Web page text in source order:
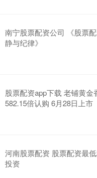
南宁股票配资公司 《股票
静与纪律》
股票配资app下载 老铺黄金
582.15倍认购 6月28日上市
河南股票配资 股票配资最
投资